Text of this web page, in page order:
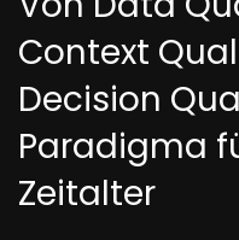
Context
Decision
Paradigma
Zeitalter